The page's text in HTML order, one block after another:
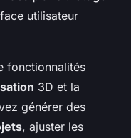
utilisateur
fonctionnalités
3D et la
générer des
, ajuster les